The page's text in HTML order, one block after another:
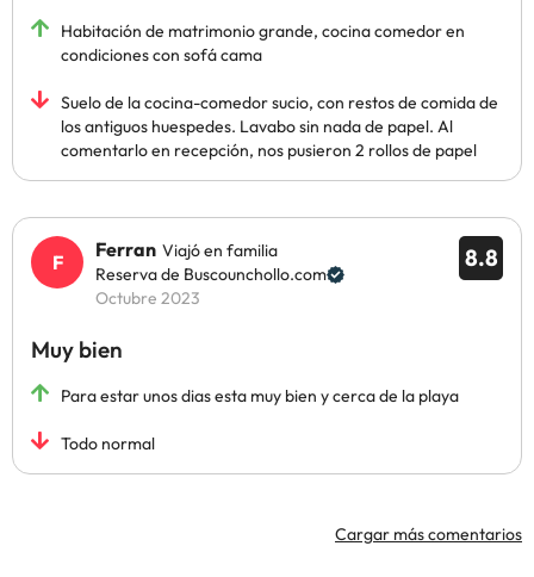
Habitación de matrimonio grande, cocina comedor en
condiciones con sofá cama
Suelo de la cocina-comedor sucio, con restos de comida de
los antiguos huespedes. Lavabo sin nada de papel. Al
comentarlo en recepción, nos pusieron 2 rollos de papel
8.8
Ferran Viajó en familia
Reserva de Buscounchollo.com
Octubre 2023
Muy bien
Para estar unos dias esta muy bien y cerca de la playa
Todo normal
Cargar más comentarios